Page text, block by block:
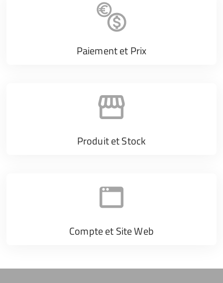
Paiement et Prix
Produit et Stock
Compte et Site Web